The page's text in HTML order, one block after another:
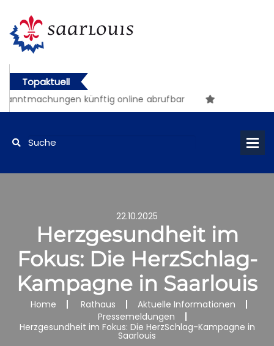
Topaktuell
künftig online abrufbar
22.10.2025
Herzgesundheit im
Fokus: Die HerzSchlag-
Kampagne in Saarlouis
Home Rathaus
Aktuelle Informationen
Pressemeldungen
Herzgesundheit im Fokus: Die HerzSchlag-Kampagne in
Saarlouis